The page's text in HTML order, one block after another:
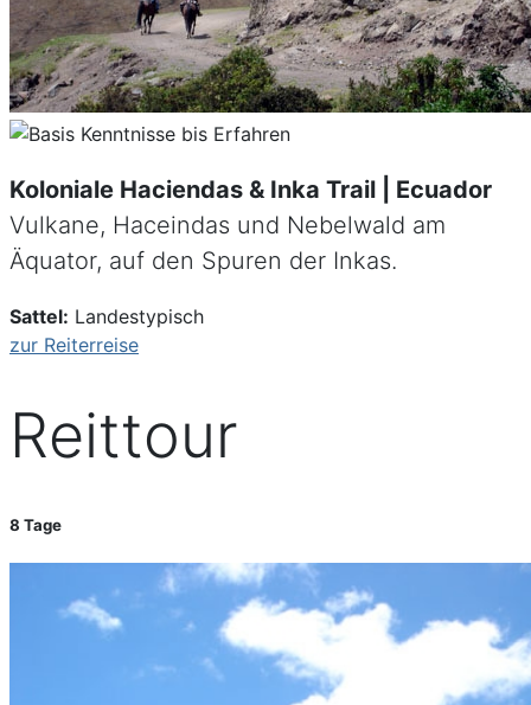
Koloniale Haciendas & Inka Trail | Ecuador
Vulkane, Haceindas und Nebelwald am
Äquator, auf den Spuren der Inkas.
Sattel: Landestypisch
zur Reiterreise
Reittour
8 Tage